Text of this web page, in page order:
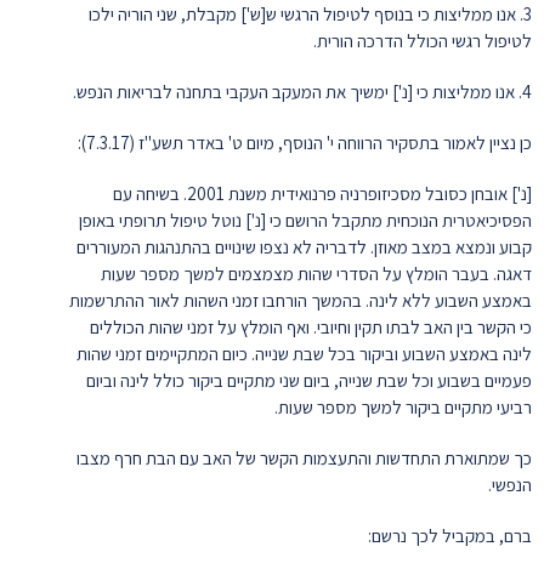
3. אנו ממליצות כי בנוסף לטיפול הרגשי ש[ש'] מקבלת, שני הוריה ילכו
לטיפול רגשי הכולל הדרכה הורית.
4. אנו ממליצות כי [נ'] ימשיך את המעקב העקבי בתחנה לבריאות הנפש.
כן נציין לאמור בתסקיר הרווחה י' הנוסף, מיום ט' באדר תשע"ז (7.3.17):
[נ'] אובחן כסובל מסכיזופרניה פרנואידית משנת 2001. בשיחה עם
הפסיכיאטרית הנוכחית מתקבל הרושם כי [נ'] נוטל טיפול תרופתי באופן
קבוע ונמצא במצב מאוזן. לדבריה לא נצפו שינויים בהתנהגות המעוררים
דאגה. בעבר הומלץ על הסדרי שהות מצמצמים למשך מספר שעות
באמצע השבוע ללא לינה. בהמשך הורחבו זמני השהות לאור ההתרשמות
כי הקשר בין האב לבתו תקין וחיובי. ואף הומלץ על זמני שהות הכוללים
לינה באמצע השבוע וביקור בכל שבת שנייה. כיום המתקיימים זמני שהות
פעמיים בשבוע וכל שבת שנייה, ביום שני מתקיים ביקור כולל לינה וביום
רביעי מתקיים ביקור למשך מספר שעות.
כך שמתוארת התחדשות והתעצמות הקשר של האב עם הבת חרף מצבו
הנפשי.
ברם, במקביל לכך נרשם: